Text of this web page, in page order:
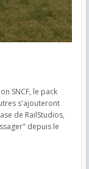
SNCF, le pack
s'ajouteront
de RailStudios,
depuis le